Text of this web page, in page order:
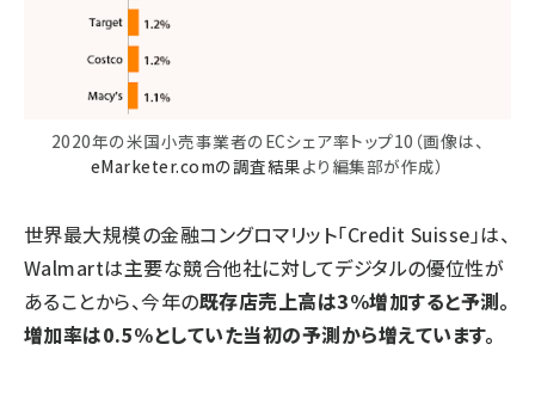
2020年の米国小売事業者のECシェア率トップ10（画像は、
eMarketer.comの調査結果より編集部が作成）
世界最大規模の金融コングロマリット「Credit Suisse」は、
Walmartは主要な競合他社に対してデジタルの優位性が
あることから、今年の既存店売上高は3%増加すると予測。
増加率は0.5%としていた当初の予測から増えています。